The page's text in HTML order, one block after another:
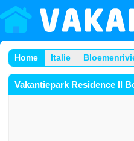
Home Italie
Vakantiepark Residence Il